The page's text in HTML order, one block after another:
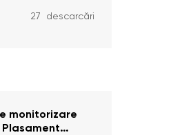
din Legea cu
27 descarcări
monitorizare